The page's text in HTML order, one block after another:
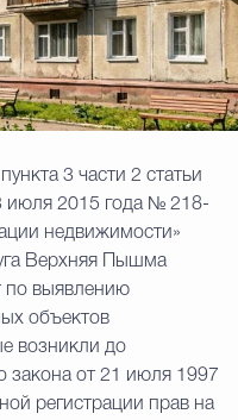
Гостям Городского
и
3 части 2 статьи
июля 2015 года № 218-
недвижимости»
Верхняя Пышма
по выявлению
объектов
возникли до
закона от 21 июля 1997
регистрации прав на